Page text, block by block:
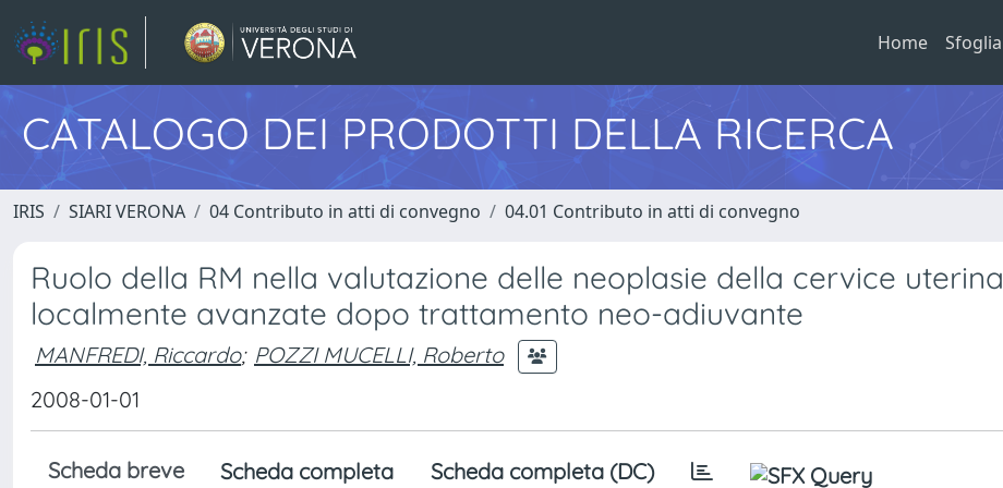
Home Sfoglia
CATALOGO DEI PRODOTTI DELLA RICERCA
IRIS SIARI VERONA 04 Contributo in atti di convegno 04.01 Contributo in atti di convegno
Ruolo della RM nella valutazione delle neoplasie della cervice uterina
localmente avanzate dopo trattamento neo-adiuvante
MANFREDI, Riccardo; POZZI MUCELLI, Roberto
2008-01-01
Scheda breve Scheda completa Scheda completa (DC)